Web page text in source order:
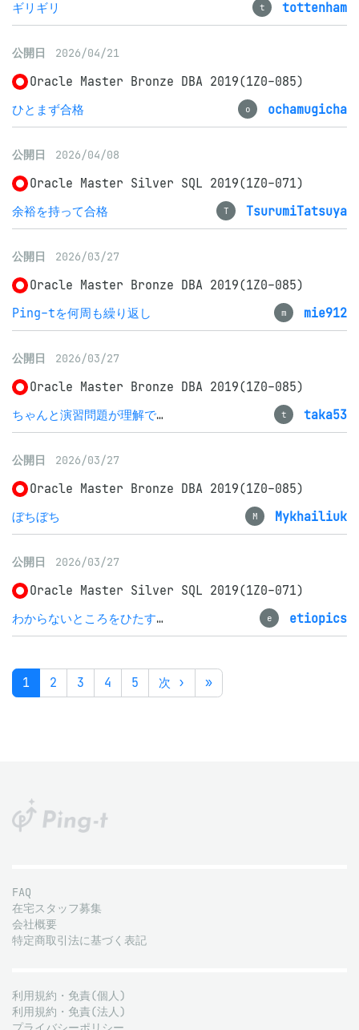
ギリギリ
t tottenham
公開日 2026/04/21
Oracle Master Bronze DBA 2019(1Z0-085)
ひとまず合格
o ochamugicha
公開日 2026/04/08
Oracle Master Silver SQL 2019(1Z0-071)
余裕を持って合格
T TsurumiTatsuya
公開日 2026/03/27
Oracle Master Bronze DBA 2019(1Z0-085)
Ping-tを何周も繰り返し
m mie912
公開日 2026/03/27
Oracle Master Bronze DBA 2019(1Z0-085)
ちゃんと演習問題が理解できれば危なげなく合格
t taka53
公開日 2026/03/27
Oracle Master Bronze DBA 2019(1Z0-085)
ぼちぼち
M Mykhailiuk
公開日 2026/03/27
Oracle Master Silver SQL 2019(1Z0-071)
わからないところをひたすらつぶして合格
e etiopics
1 2 3 4 5 次 › »
FAQ
在宅スタッフ募集
会社概要
特定商取引法に基づく表記
利用規約・免責(個人)
利用規約・免責(法人)